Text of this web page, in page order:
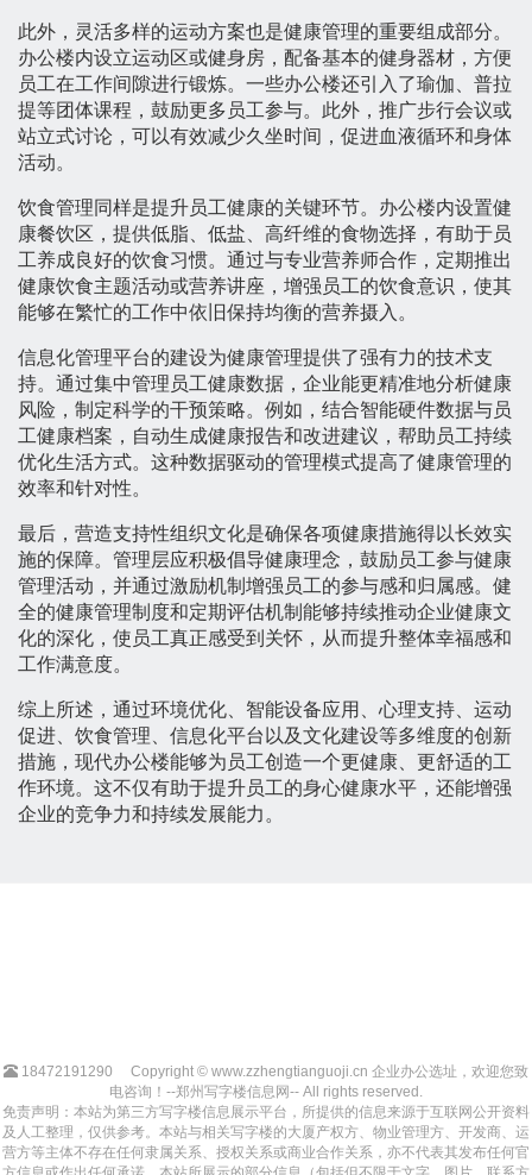
此外，灵活多样的运动方案也是健康管理的重要组成部分。
办公楼内设立运动区或健身房，配备基本的健身器材，方便
员工在工作间隙进行锻炼。一些办公楼还引入了瑜伽、普拉
提等团体课程，鼓励更多员工参与。此外，推广步行会议或
站立式讨论，可以有效减少久坐时间，促进血液循环和身体
活动。
饮食管理同样是提升员工健康的关键环节。办公楼内设置健
康餐饮区，提供低脂、低盐、高纤维的食物选择，有助于员
工养成良好的饮食习惯。通过与专业营养师合作，定期推出
健康饮食主题活动或营养讲座，增强员工的饮食意识，使其
能够在繁忙的工作中依旧保持均衡的营养摄入。
信息化管理平台的建设为健康管理提供了强有力的技术支
持。通过集中管理员工健康数据，企业能更精准地分析健康
风险，制定科学的干预策略。例如，结合智能硬件数据与员
工健康档案，自动生成健康报告和改进建议，帮助员工持续
优化生活方式。这种数据驱动的管理模式提高了健康管理的
效率和针对性。
最后，营造支持性组织文化是确保各项健康措施得以长效实
施的保障。管理层应积极倡导健康理念，鼓励员工参与健康
管理活动，并通过激励机制增强员工的参与感和归属感。健
全的健康管理制度和定期评估机制能够持续推动企业健康文
化的深化，使员工真正感受到关怀，从而提升整体幸福感和
工作满意度。
综上所述，通过环境优化、智能设备应用、心理支持、运动
促进、饮食管理、信息化平台以及文化建设等多维度的创新
措施，现代办公楼能够为员工创造一个更健康、更舒适的工
作环境。这不仅有助于提升员工的身心健康水平，还能增强
企业的竞争力和持续发展能力。
18472191290
Copyright © www.zzhengtianguoji.cn 企业办公选址，欢迎您致
电咨询！--郑州写字楼信息网-- All rights reserved.
免责声明：本站为第三方写字楼信息展示平台，所提供的信息来源于互联网公开资料
及人工整理，仅供参考。本站与相关写字楼的大厦产权方、物业管理方、开发商、运
营方等主体不存在任何隶属关系、授权关系或商业合作关系，亦不代表其发布任何官